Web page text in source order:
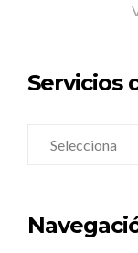
Servicios